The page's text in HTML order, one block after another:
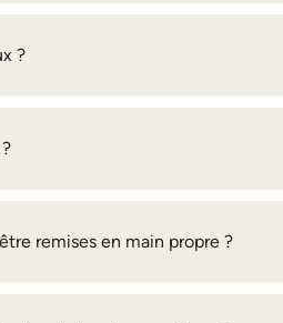
?
remises en main propre ?